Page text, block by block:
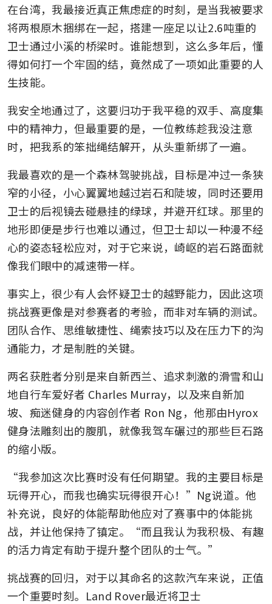
在台湾，我最接近真正焦虑症的时刻，是当我被要求
将两根原木捆绑在一起，搭建一座足以让2.6吨重的
卫士通过小溪的桥梁时。谁能想到，这么多年后，懂
得如何打一个牢固的结，竟然成了一项如此重要的人
生技能。
我安全地通过了，这要归功于我平稳的双手、高度集
中的精神力，但最重要的是，一位教练趁我没注意
时，把我系的笨拙绳结解开，从头重新绑了一遍。
我最喜欢的是一个森林驾驶挑战，目标是冲过一条狭
窄的小径，小心翼翼地越过岩石和陡坡，同时还要用
卫士的后视镜去碰悬挂的绿球，并避开红球。那里的
地形即便是步行也难以通过，但卫士却以一种漫不经
心的姿态轻松应对，对于它来说，崎岖的岩石路面就
像我们眼中的减速带一样。
事实上，很少有人会怀疑卫士的越野能力，因此这项
挑战赛更像是对参赛者的考验，而非对车辆的测试。
团队合作、思维敏捷性、绳索技巧以及在压力下的沟
通能力，才是制胜的关键。
两名获胜者分别是来自新西兰、追求刺激的滑雪和山
地自行车爱好者 Charles Murray，以及来自新加
坡、痴迷健身的内容创作者 Ron Ng，他那由Hyrox
健身法雕刻出的腹肌，就像我驾车碾过的那些巨石路
的缩小版。
“我参加这次比赛时没有任何期望。我的主要目标是
玩得开心，而我也确实玩得很开心！”Ng说道。他
补充说，良好的体能帮助他应对了赛事中的体能挑
战，并让他保持了镇定。“而且我认为我积极、有趣
的活力肯定有助于提升整个团队的士气。”
挑战赛的回归，对于以其命名的这款汽车来说，正值
一个重要时刻。Land Rover最近将卫士